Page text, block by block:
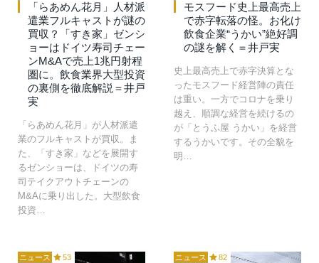
「らあめん花月」人材派
遣業フルキャストが謎の
買収？「すき家」ゼンシ
ョーはドイツ寿司チェー
ンM&Aで売上1兆円射程
圏に。飲食業界大型投資
の裏側を徹底解説＝井戸
実
「らあめん花月」が人材派遣
業のフルキャストが買収。ま
た、「すき家」などを展開す
るゼンショーは、ドイツの寿
司テイクアウトチェーンの
M&Aに乗り出した。大型飲食
投資…
モスフード史上最高売上
で赤字転落の怪。お化け
飲食企業“うかい”絶好調
の謎を解く＝井戸実
史上最高売上で赤字決算とな
ったモスフード経営陣の責任
は重い。一方でコロナを乗り
越え、順調な経営を続けるの
が「とうふ屋 うかい」を経営
するうかいです。その全貌を
明…
ニュース 53 ニュース 82